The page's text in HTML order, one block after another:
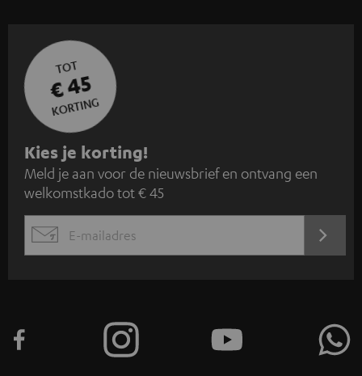
TOT
€ 45
KORTING
A
a
n
m
e
n
Kies je korting!
Meld je aan voor de nieuwsbrief en ontvang een
welkomstkado tot € 45
EMAIL